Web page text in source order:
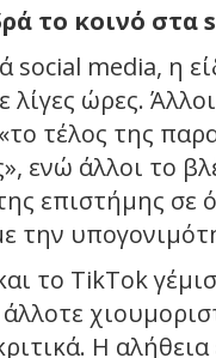
το κοινό στα
social media, η
λίγες ώρες.
τέλος της
ενώ άλλοι το
επιστήμης σε
την
το TikTok
Η